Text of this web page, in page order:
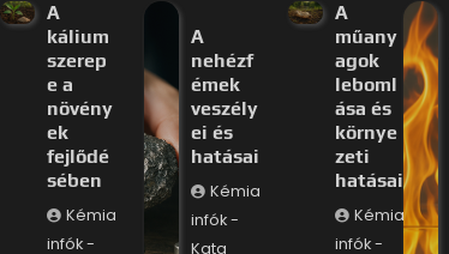
A
kálium
szerep
e a
növény
ek
fejlődé
sében
Kémia
infók -
A
nehézf
émek
veszély
ei és
hatásai
Kémia
infók -
Kata
A
műany
agok
leboml
ása és
környe
zeti
hatásai
Kémia
infók -